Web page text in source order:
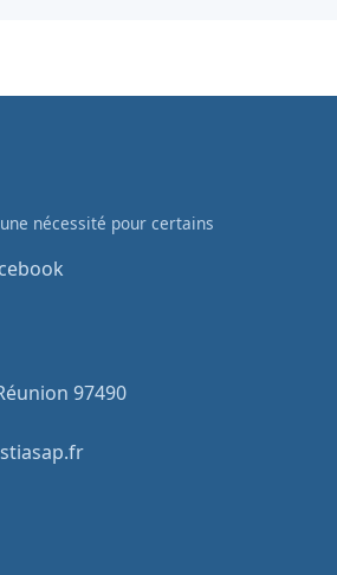
nécessité pour certains
97490